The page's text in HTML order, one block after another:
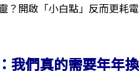
？開啟「小白點」反而更耗
我們真的需要年年